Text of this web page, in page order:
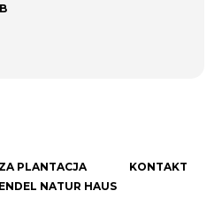
PLANTACJA
KONTAKT
NATUR HAUS